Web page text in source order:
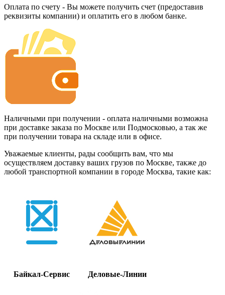
Оплата по счету - Вы можете получить счет (предоставив
реквизиты компании) и оплатить его в любом банке.
Наличными при получении - оплата наличными возможна
при доставке заказа по Москве или Подмосковью, а так же
при получении товара на складе или в офисе.
Уважаемые клиенты, рады сообщить вам, что мы
осуществляем доставку ваших грузов по Москве, также до
любой транспортной компании в городе Москва, такие как:
Байкал-Сервис Деловые-Линии